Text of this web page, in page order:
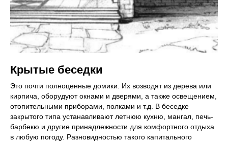
Крытые беседки
Это почти полноценные домики. Их возводят из дерева или
кирпича, оборудуют окнами и дверями, а также освещением,
отопительными приборами, полками и т.д. В беседке
закрытого типа устанавливают летнюю кухню, мангал, печь-
барбекю и другие принадлежности для комфортного отдыха
в любую погоду. Разновидностью такого капитального